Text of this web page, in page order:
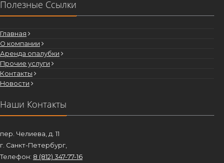
Полезные Ссылки
Главная
О компании
Аренда опалубки
Прочие услуги
Контакты
Новости
Наши Контакты
пер. Челиева, д. 11
г. Санкт-Петербург,
Телефон: 8 (812) 347-77-16